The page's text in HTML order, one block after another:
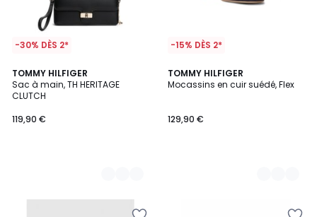
-30% DÈS 2*
TOMMY HILFIGER
Sac à main, TH HERITAGE
CLUTCH
119,90 €
2
Couleurs
-15% DÈS 2*
TOMMY HILFIGER
Mocassins en cuir suédé, Flex
129,90 €
2
Couleurs